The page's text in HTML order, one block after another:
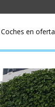
Coches en oferta